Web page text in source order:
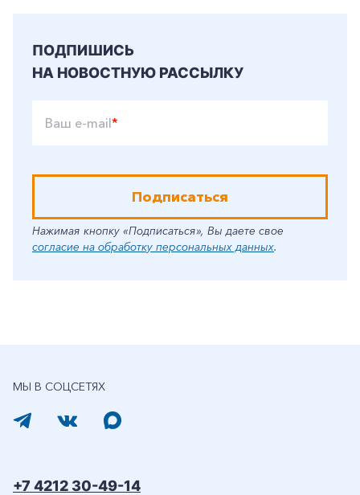
ПОДПИШИСЬ
НА НОВОСТНУЮ РАССЫЛКУ
Ваш e-mail*
Подписаться
Нажимая кнопку «Подписаться», Вы даете свое
согласие на обработку персональных данных.
МЫ В СОЦСЕТЯХ
+7 4212 30-49-14